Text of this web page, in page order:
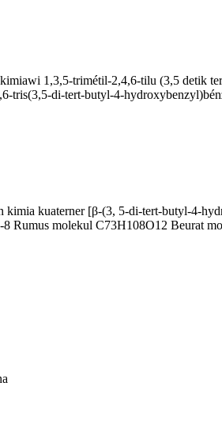
1,3,5-trimétil-2,4,6-tilu (3,5 detik
tris(3,5-di-tert-butyl-4-
kuaterner [β-(3, 5-di-tert-butyl-4-
Rumus molekul C73H108O12 Beurat